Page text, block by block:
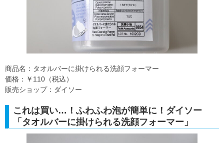
商品名：タオルバーに掛けられる洗顔フォーマー
価格：￥110（税込）
販売ショップ：ダイソー
これは買い…！ふわふわ泡が簡単に！ダイソー
「タオルバーに掛けられる洗顔フォーマー」